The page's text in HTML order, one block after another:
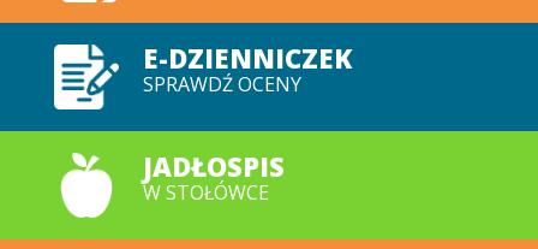
E-DZIENNICZEK
SPRAWDŹ OCENY
JADŁOSPIS
W STOŁÓWCE